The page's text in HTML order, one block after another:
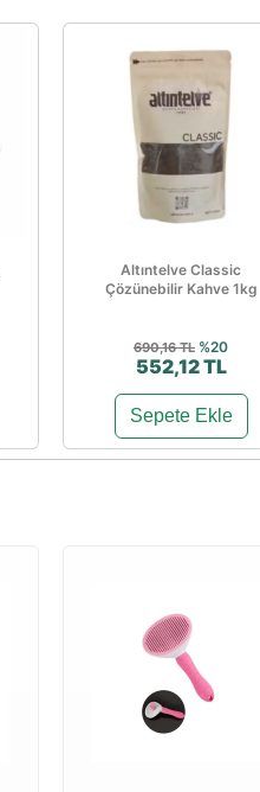
Altıntelve Classic
Çözünebilir Kahve 1kg
690,16 TL %20
552,12 TL
Sepete Ekle